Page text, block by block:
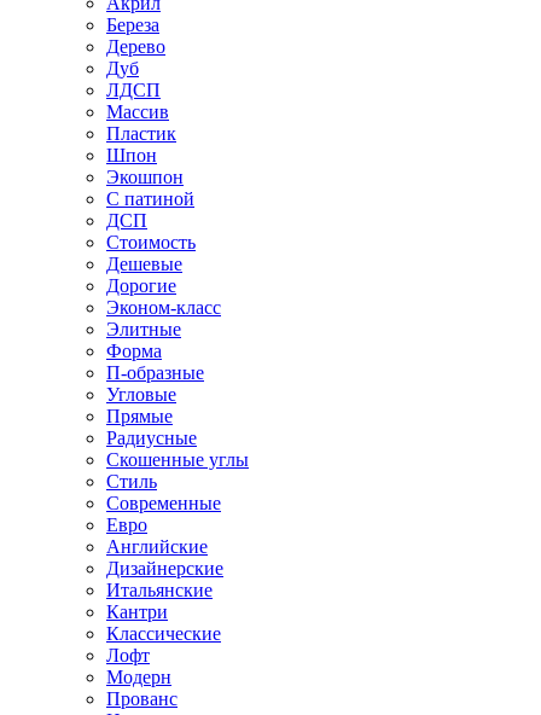
Береза
Дерево
Дуб
ЛДСП
Массив
Пластик
Шпон
Экошпон
С патиной
ДСП
Стоимость
Дешевые
Дорогие
Эконом-класс
Элитные
Форма
П-образные
Угловые
Прямые
Радиусные
Скошенные углы
Стиль
Современные
Евро
Английские
Дизайнерские
Итальянские
Кантри
Классические
Лофт
Модерн
Прованс